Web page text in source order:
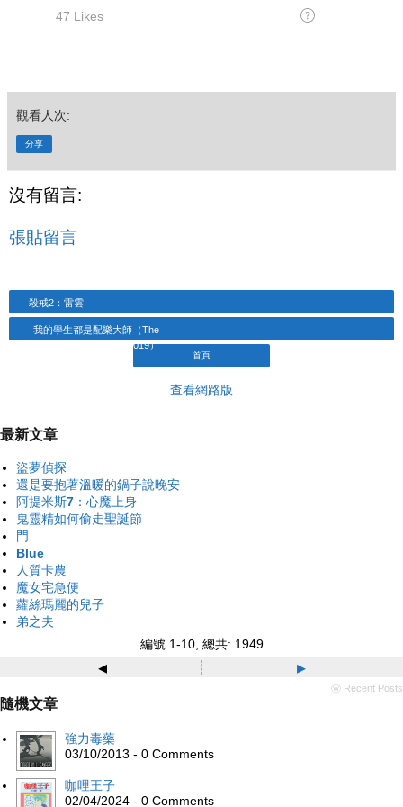
觀看人次:
分享
沒有留言:
張貼留言
殺戒2：雷雲
我的學生都是配樂大師（The
Maestro．2019）
首頁
查看網路版
最新文章
盜夢偵探
還是要抱著溫暖的鍋子說晚安
阿提米斯7：心魔上身
鬼靈精如何偷走聖誕節
門
Blue
人質卡農
魔女宅急便
蘿絲瑪麗的兒子
弟之夫
編號 1-10, 總共: 1949
◂ ▸
ⓦ Recent Posts
隨機文章
強力毒藥
03/10/2013 - 0 Comments
咖哩王子
02/04/2024 - 0 Comments